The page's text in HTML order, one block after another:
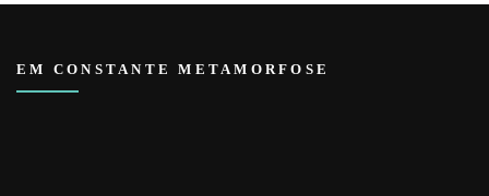
EM CONSTANTE METAMORFOSE